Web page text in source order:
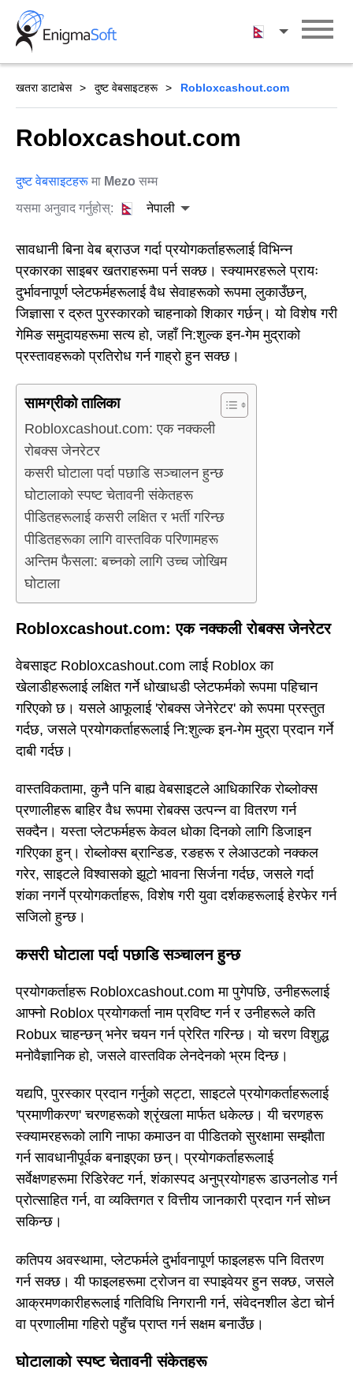
Skip
content
नेपाली
खतरा डाटाबेस दुष्ट वेबसाइटहरू Robloxcashout.com
Robloxcashout.com
दुष्ट वेबसाइटहरू मा Mezo सम्म
यसमा अनुवाद गर्नुहोस्:
नेपाली
सावधानी बिना वेब ब्राउज गर्दा प्रयोगकर्ताहरूलाई विभिन्न
प्रकारका साइबर खतराहरूमा पर्न सक्छ। स्क्यामरहरूले प्रायः
दुर्भावनापूर्ण प्लेटफर्महरूलाई वैध सेवाहरूको रूपमा लुकाउँछन्,
जिज्ञासा र द्रुत पुरस्कारको चाहनाको शिकार गर्छन्। यो विशेष गरी
गेमिङ समुदायहरूमा सत्य हो, जहाँ नि:शुल्क इन-गेम मुद्राको
प्रस्तावहरूको प्रतिरोध गर्न गाह्रो हुन सक्छ।
सामग्रीको तालिका
Robloxcashout.com: एक नक्कली
रोबक्स जेनरेटर
कसरी घोटाला पर्दा पछाडि सञ्चालन हुन्छ
घोटालाको स्पष्ट चेतावनी संकेतहरू
पीडितहरूलाई कसरी लक्षित र भर्ती गरिन्छ
पीडितहरूका लागि वास्तविक परिणामहरू
अन्तिम फैसला: बच्नको लागि उच्च जोखिम
घोटाला
Robloxcashout.com: एक नक्कली रोबक्स जेनरेटर
वेबसाइट Robloxcashout.com लाई Roblox का
खेलाडीहरूलाई लक्षित गर्ने धोखाधडी प्लेटफर्मको रूपमा पहिचान
गरिएको छ। यसले आफूलाई 'रोबक्स जेनेरेटर' को रूपमा प्रस्तुत
गर्दछ, जसले प्रयोगकर्ताहरूलाई नि:शुल्क इन-गेम मुद्रा प्रदान गर्ने
दाबी गर्दछ।
वास्तविकतामा, कुनै पनि बाह्य वेबसाइटले आधिकारिक रोब्लोक्स
प्रणालीहरू बाहिर वैध रूपमा रोबक्स उत्पन्न वा वितरण गर्न
सक्दैन। यस्ता प्लेटफर्महरू केवल धोका दिनको लागि डिजाइन
गरिएका हुन्। रोब्लोक्स ब्रान्डिङ, रङहरू र लेआउटको नक्कल
गरेर, साइटले विश्वासको झूटो भावना सिर्जना गर्दछ, जसले गर्दा
शंका नगर्ने प्रयोगकर्ताहरू, विशेष गरी युवा दर्शकहरूलाई हेरफेर गर्न
सजिलो हुन्छ।
कसरी घोटाला पर्दा पछाडि सञ्चालन हुन्छ
प्रयोगकर्ताहरू Robloxcashout.com मा पुगेपछि, उनीहरूलाई
आफ्नो Roblox प्रयोगकर्ता नाम प्रविष्ट गर्न र उनीहरूले कति
Robux चाहन्छन् भनेर चयन गर्न प्रेरित गरिन्छ। यो चरण विशुद्ध
मनोवैज्ञानिक हो, जसले वास्तविक लेनदेनको भ्रम दिन्छ।
यद्यपि, पुरस्कार प्रदान गर्नुको सट्टा, साइटले प्रयोगकर्ताहरूलाई
'प्रमाणीकरण' चरणहरूको श्रृंखला मार्फत धकेल्छ। यी चरणहरू
स्क्यामरहरूको लागि नाफा कमाउन वा पीडितको सुरक्षामा सम्झौता
गर्न सावधानीपूर्वक बनाइएका छन्। प्रयोगकर्ताहरूलाई
सर्वेक्षणहरूमा रिडिरेक्ट गर्न, शंकास्पद अनुप्रयोगहरू डाउनलोड गर्न
प्रोत्साहित गर्न, वा व्यक्तिगत र वित्तीय जानकारी प्रदान गर्न सोध्न
सकिन्छ।
कतिपय अवस्थामा, प्लेटफर्मले दुर्भावनापूर्ण फाइलहरू पनि वितरण
गर्न सक्छ। यी फाइलहरूमा ट्रोजन वा स्पाइवेयर हुन सक्छ, जसले
आक्रमणकारीहरूलाई गतिविधि निगरानी गर्न, संवेदनशील डेटा चोर्न
वा प्रणालीमा गहिरो पहुँच प्राप्त गर्न सक्षम बनाउँछ।
घोटालाको स्पष्ट चेतावनी संकेतहरू